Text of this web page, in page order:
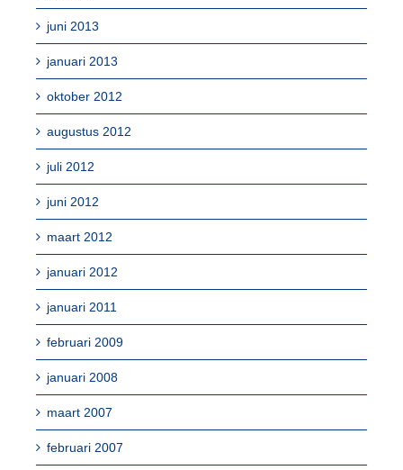
juni 2013
januari 2013
oktober 2012
augustus 2012
juli 2012
juni 2012
maart 2012
januari 2012
januari 2011
februari 2009
januari 2008
maart 2007
februari 2007